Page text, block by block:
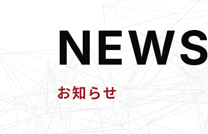
NEWS
お知らせ